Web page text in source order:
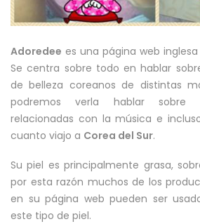
Adoredee es una página web
Se centra sobre todo en hablar
de belleza coreanos de distintas
podremos verla hablar sobre
relacionadas con la música e
cuanto viajo a Corea del Sur.
Su piel es principalmente grasa,
por esta razón muchos de los
en su página web pueden ser
este tipo de piel.